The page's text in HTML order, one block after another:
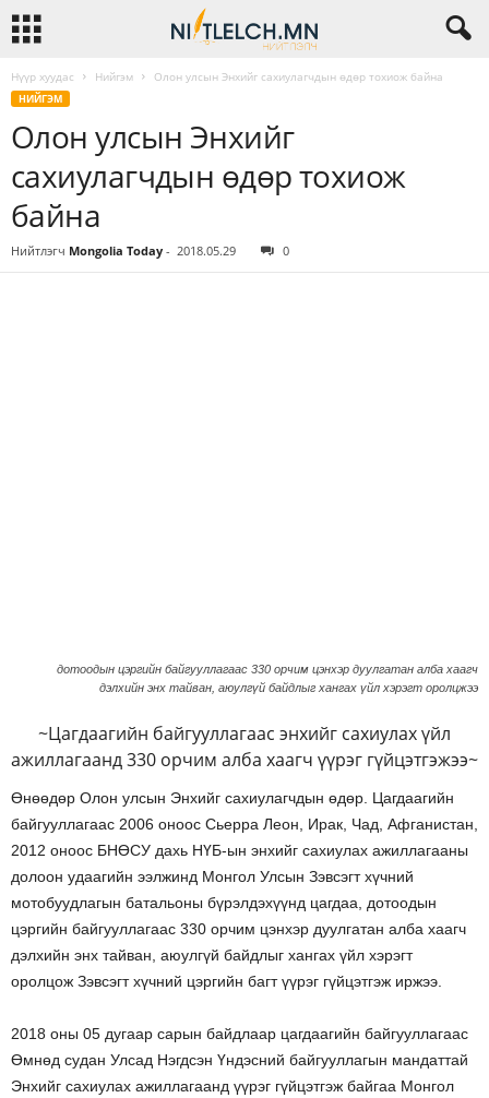
Нүүр хуудас Нийгэм Олон улсын Энхийг сахиулагчдын өдөр тохиож байна
НИЙГЭМ
Олон улсын Энхийг
сахиулагчдын өдөр тохиож
байна
Нийтлэгч Mongolia Today - 2018.05.29 0
дотоодын цэргийн байгууллагаас 330 орчим цэнхэр дуулгатан алба хаагч
дэлхийн энх тайван, аюулгүй байдлыг хангах үйл хэрэгт оролцжээ
~Цагдаагийн байгууллагаас энхийг сахиулах үйл
ажиллагаанд 330 орчим алба хаагч үүрэг гүйцэтгэжээ~
Өнөөдөр Олон улсын Энхийг сахиулагчдын өдөр. Цагдаагийн
байгууллагаас 2006 оноос Сьерра Леон, Ирак, Чад, Афганистан,
2012 оноос БНӨСУ дахь НҮБ-ын энхийг сахиулах ажиллагааны
долоон удаагийн ээлжинд Монгол Улсын Зэвсэгт хүчний
мотобуудлагын батальоны бүрэлдэхүүнд цагдаа, дотоодын
цэргийн байгууллагаас 330 орчим цэнхэр дуулгатан алба хаагч
дэлхийн энх тайван, аюулгүй байдлыг хангах үйл хэрэгт
оролцож Зэвсэгт хүчний цэргийн багт үүрэг гүйцэтгэж иржээ.
2018 оны 05 дугаар сарын байдлаар цагдаагийн байгууллагаас
Өмнөд судан Улсад Нэгдсэн Үндэсний байгууллагын мандаттай
Энхийг сахиулах ажиллагаанд үүрэг гүйцэтгэж байгаа Монгол